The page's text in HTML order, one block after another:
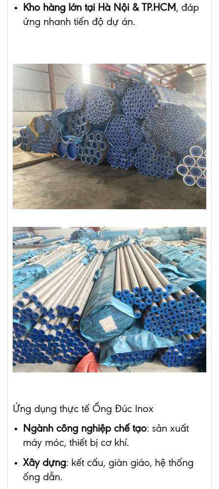
Kho hàng lớn tại Hà Nội & TP.HCM, đáp
ứng nhanh tiến độ dự án.
Ứng dụng thực tế Ống Đúc Inox
Ngành công nghiệp chế tạo: sản xuất
máy móc, thiết bị cơ khí.
Xây dựng: kết cấu, giàn giáo, hệ thống
ống dẫn.